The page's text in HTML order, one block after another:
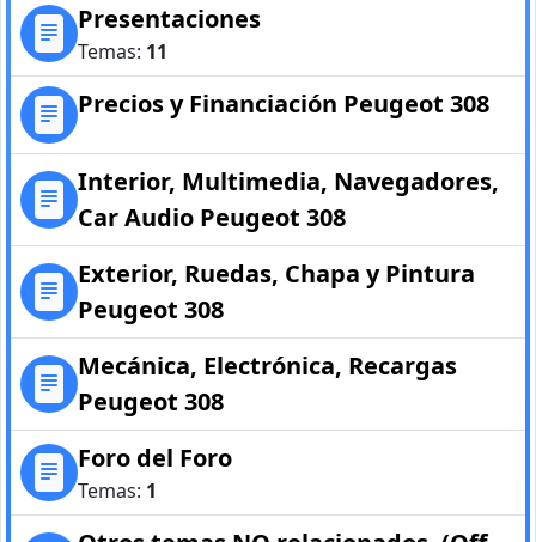
Presentaciones
Temas: 11
Precios y Financiación Peugeot 308
Interior, Multimedia, Navegadores,
Car Audio Peugeot 308
Exterior, Ruedas, Chapa y Pintura
Peugeot 308
Mecánica, Electrónica, Recargas
Peugeot 308
Foro del Foro
Temas: 1